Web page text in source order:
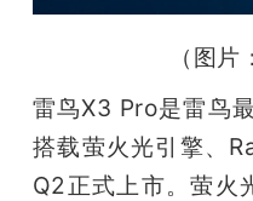
（图片
雷鸟X3 Pro是雷鸟
搭载萤火光引擎、
Q2正式上市。萤火